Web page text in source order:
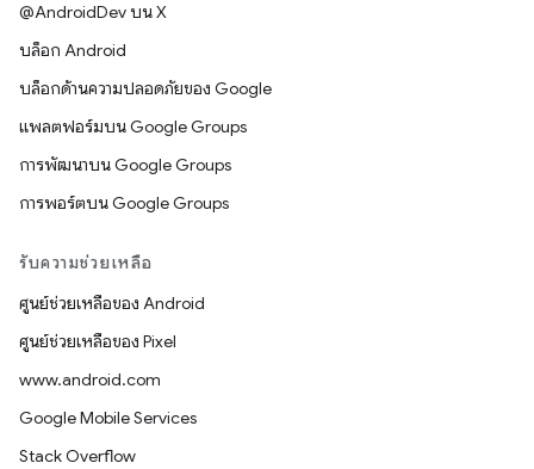
@AndroidDev บน X
บล็อก Android
บล็อกด้านความปลอดภัยของ Google
แพลตฟอร์มบน Google Groups
การพัฒนาบน Google Groups
การพอร์ตบน Google Groups
รับความช่วยเหลือ
ศูนย์ช่วยเหลือของ Android
ศูนย์ช่วยเหลือของ Pixel
www.android.com
Google Mobile Services
Stack Overflow